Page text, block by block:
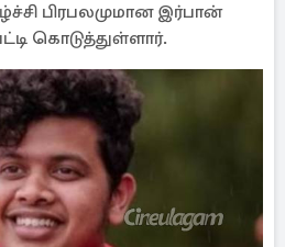
பிரபலமுமான இர்பான்
கொடுத்துள்ளார்.